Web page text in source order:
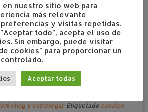
de marketing sin dispersarte
y estrategia Etiquetado canales
en nuestro sitio web para
más relevante
y visitas repetidas.
todo", acepta el uso de
Sin embargo, puede visitar
cookies" para proporcionar un
Aceptar todas